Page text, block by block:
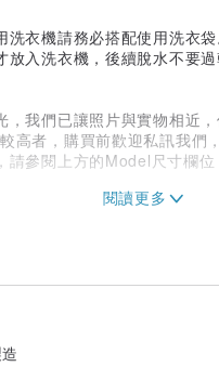
衣機請務必搭配使用洗衣袋
入洗衣機，後續脫水不要過
我們已讓照片與實物相近
高者，購買前歡迎私訊我們
請參閱上方的Model尺寸欄
順豐貨運對賣家收件的工作
者，可能晚1~2天才會收到